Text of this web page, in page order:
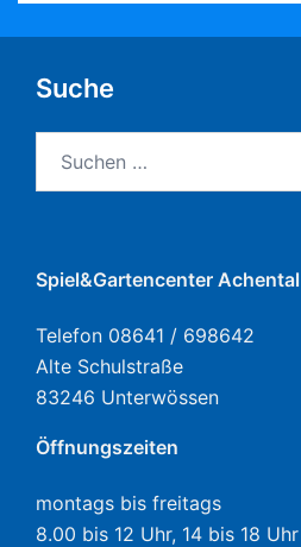
Suche
nach:
Spiel&Gartencenter Achental
Telefon 08641 / 698642
Alte Schulstraße
83246 Unterwössen
Öffnungszeiten
montags bis freitags
8.00 bis 12 Uhr, 14 bis 18 Uhr